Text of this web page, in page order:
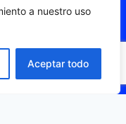
a nuestro uso
Aceptar todo